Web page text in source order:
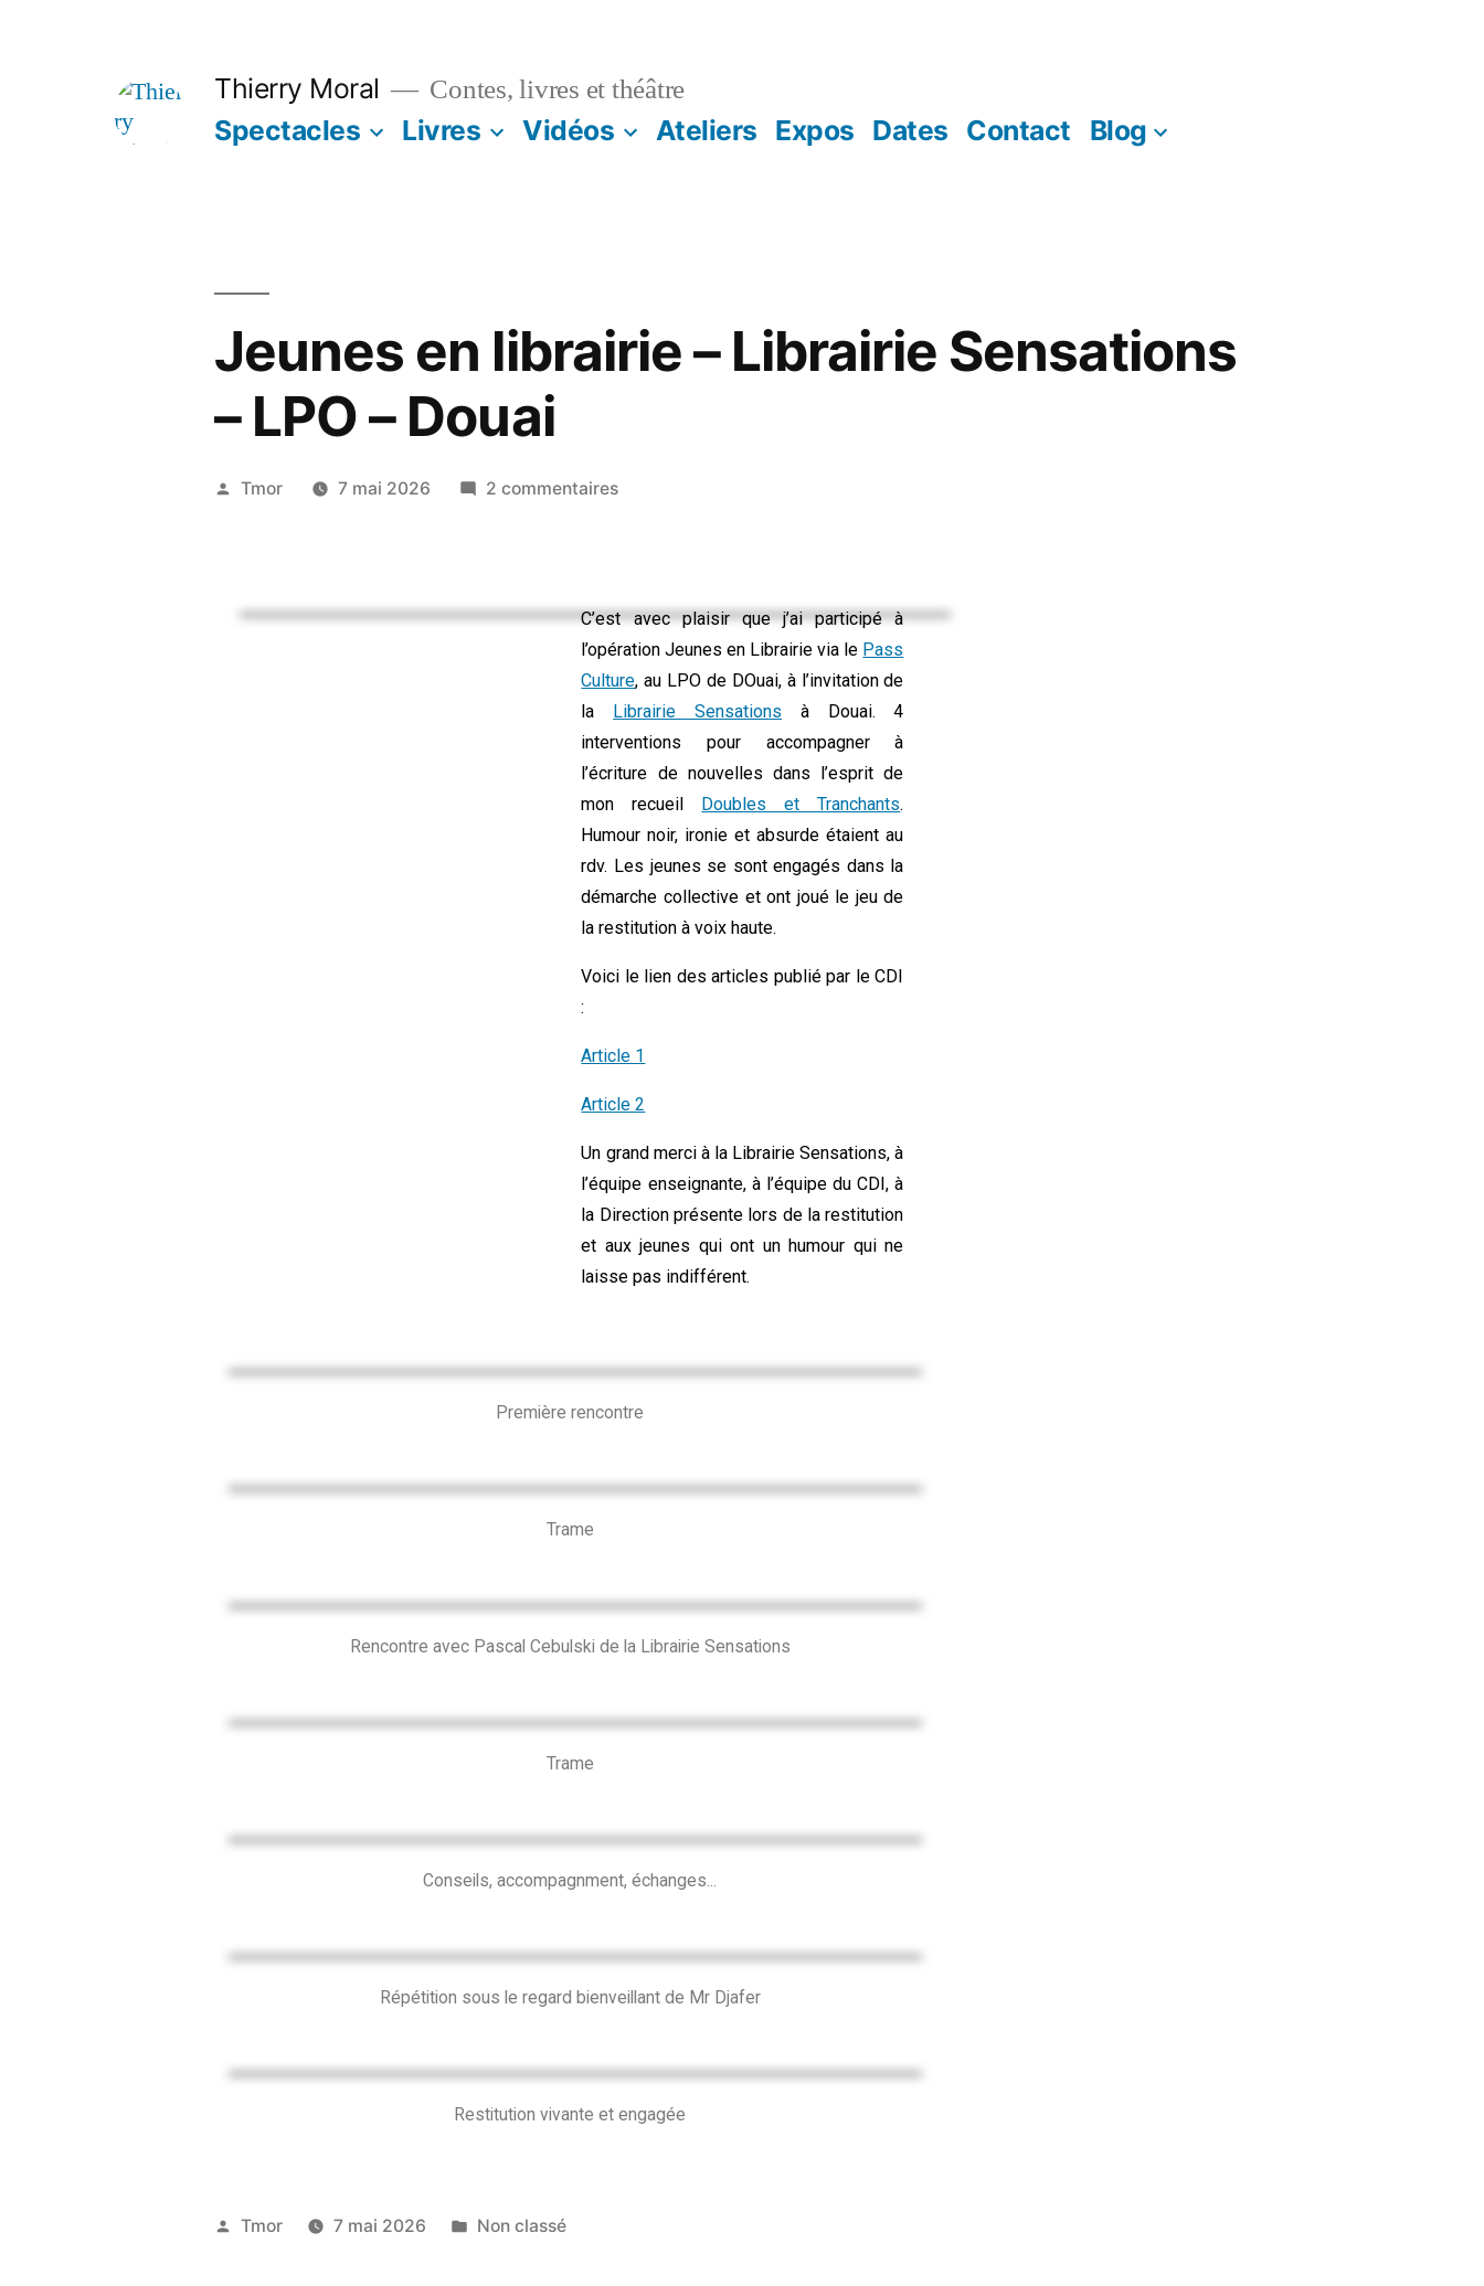
Thierry Moral Contes, livres et théâtre
Spectacles Livres Vidéos Ateliers Expos Dates Contact Blog
Jeunes en librairie – Librairie Sensations
– LPO – Douai
Tmor 7 mai 2026 2 commentaires
C’est avec plaisir que j’ai participé à
l’opération Jeunes en Librairie via le Pass
Culture, au LPO de DOuai, à l’invitation de
la Librairie Sensations à Douai. 4
interventions pour accompagner à
l’écriture de nouvelles dans l’esprit de
mon recueil Doubles et Tranchants.
Humour noir, ironie et absurde étaient au
rdv. Les jeunes se sont engagés dans la
démarche collective et ont joué le jeu de
la restitution à voix haute.
Voici le lien des articles publié par le CDI
:
Article 1
Article 2
Un grand merci à la Librairie Sensations, à
l’équipe enseignante, à l’équipe du CDI, à
la Direction présente lors de la restitution
et aux jeunes qui ont un humour qui ne
laisse pas indifférent.
Première rencontre
Trame
Rencontre avec Pascal Cebulski de la Librairie Sensations
Trame
Conseils, accompagnment, échanges...
Répétition sous le regard bienveillant de Mr Djafer
Restitution vivante et engagée
Tmor 7 mai 2026 Non classé